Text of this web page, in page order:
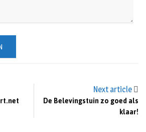
Next article
De Belevingstuin zo goed als
klaar!